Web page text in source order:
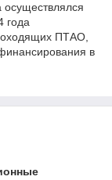
осуществлялся
года
ПТАО,
в